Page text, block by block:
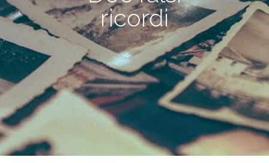
ricordi